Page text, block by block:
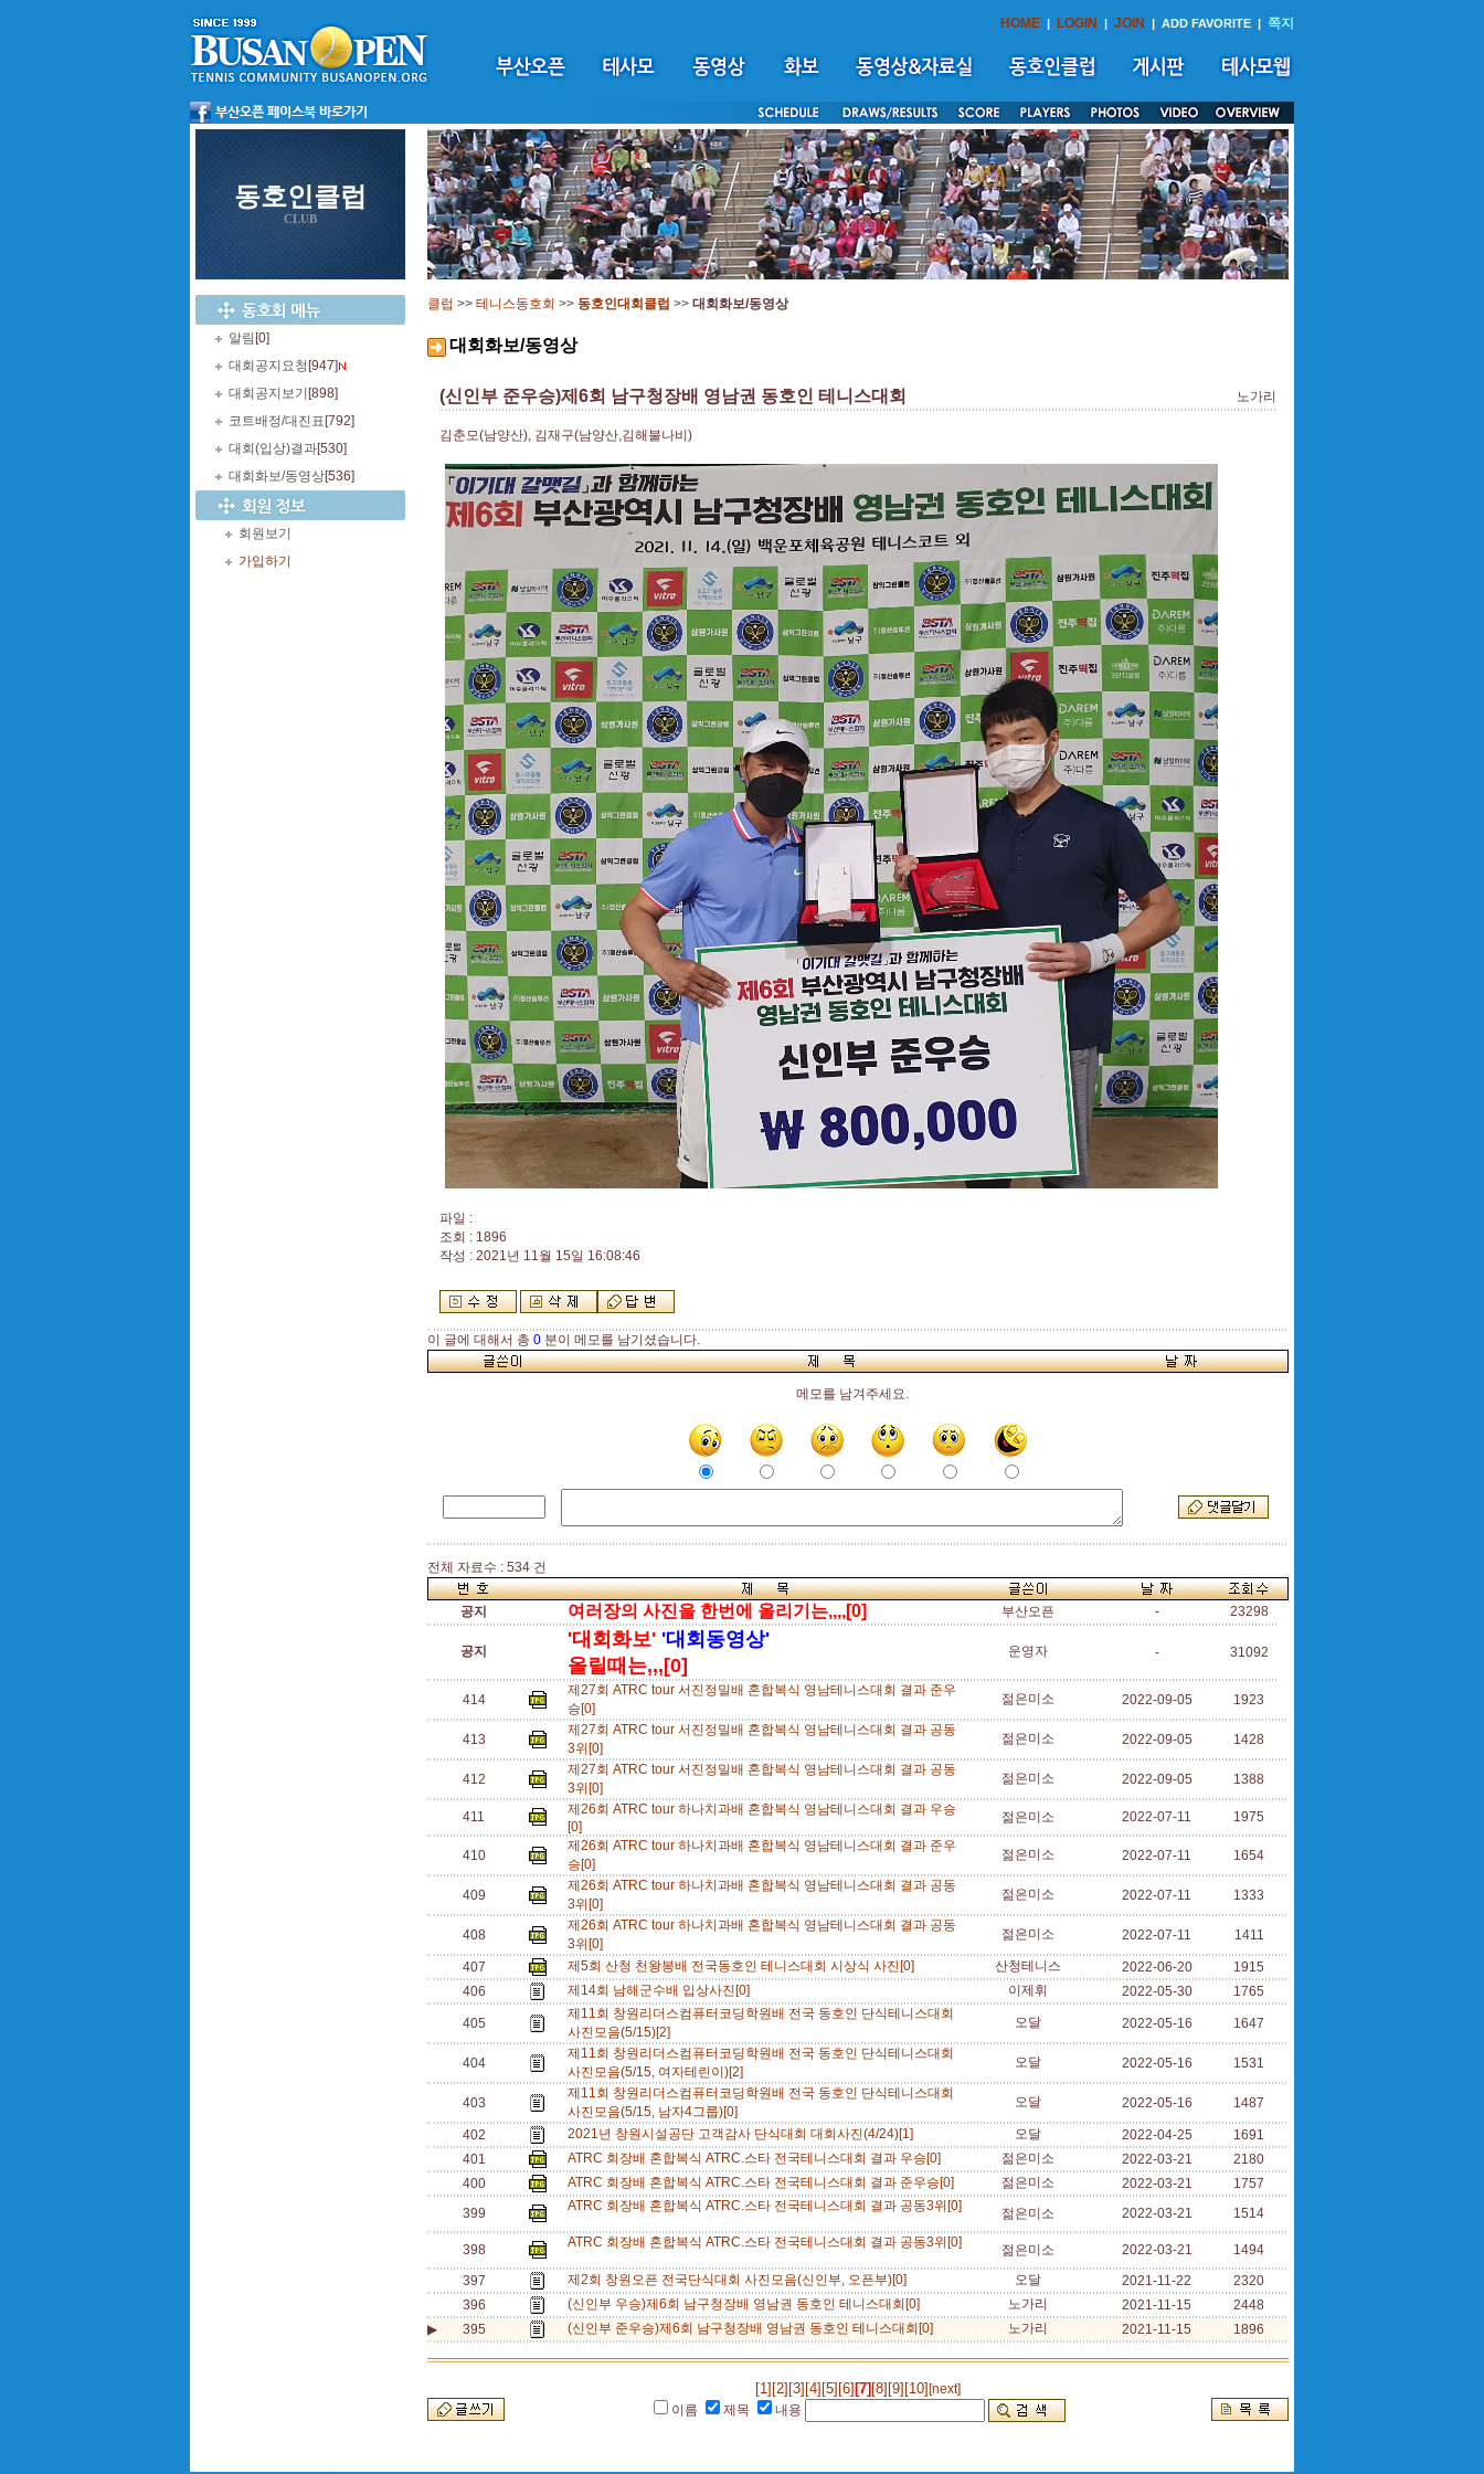
HOME | LOGIN | JOIN | ADD FAVORITE | 쪽지
동호인클럽
CLUB
알림 [0]
대회공지요청 [947]
대회공지보기 [898]
코트배정/대진표 [792]
대회(입상)결과[530]
대회화보/동영상[536]
회원보기
가입하기
클럽 >> 테니스동호회 >> 동호인대회클럽 >> 대회화보/동영상
대회화보/동영상
(신인부 준우승)제6회 남구청장배 영남권 동호인 테니스대회 노가리
김춘모(남양산), 김재구(남양산,김해불나비)
파일 :
조회 : 1896
작성 : 2021년 11월 15일 16:08:46
이 글에 대해서 총 0 분이 메모를 남기셨습니다.
메모를 남겨주세요.
전체 자료수 : 534 건
공지 여러장의 사진을 한번에 올리기는,,,,[0] 부산오픈 - 23298
공지
'대회화보' '대회동영상'
올릴때는,,,[0]
운영자 - 31092
414
제27회 ATRC tour 서진정밀배 혼합복식 영남테니스대회 결과 준우
승[0]
젊은미소 2022-09-05 1923
413
제27회 ATRC tour 서진정밀배 혼합복식 영남테니스대회 결과 공동
3위[0]
젊은미소 2022-09-05 1428
412
제27회 ATRC tour 서진정밀배 혼합복식 영남테니스대회 결과 공동
3위[0]
젊은미소 2022-09-05 1388
411
제26회 ATRC tour 하나치과배 혼합복식 영남테니스대회 결과 우승
[0]
젊은미소 2022-07-11 1975
410
제26회 ATRC tour 하나치과배 혼합복식 영남테니스대회 결과 준우
승[0]
젊은미소 2022-07-11 1654
409
제26회 ATRC tour 하나치과배 혼합복식 영남테니스대회 결과 공동
3위[0]
젊은미소 2022-07-11 1333
408
제26회 ATRC tour 하나치과배 혼합복식 영남테니스대회 결과 공동
3위[0]
젊은미소 2022-07-11 1411
407 제5회 산청 천왕봉배 전국동호인 테니스대회 시상식 사진[0] 산청테니스 2022-06-20
1915
406
제14회 남해군수배 입상사진[0] 이제휘 2022-05-30 1765
405
제11회 창원리더스컴퓨터코딩학원배 전국 동호인 단식테니스대회
사진모음(5/15)[2]
오달 2022-05-16 1647
404
제11회 창원리더스컴퓨터코딩학원배 전국 동호인 단식테니스대회
사진모음(5/15, 여자테린이)[2]
오달 2022-05-16 1531
403
제11회 창원리더스컴퓨터코딩학원배 전국 동호인 단식테니스대회
사진모음(5/15, 남자4그룹)[0]
오달 2022-05-16 1487
402 2021년 창원시설공단 고객감사 단식대회 대회사진(4/24)[1] 오달 2022-04-25
1691
401
ATRC 회장배 혼합복식 ATRC.스타 전국테니스대회 결과 우승[0] 젊은미소 2022-03-21
2180
400
ATRC 회장배 혼합복식 ATRC.스타 전국테니스대회 결과 준우승[0] 젊은미소 2022-03-21
1757
399
ATRC 회장배 혼합복식 ATRC.스타 전국테니스대회 결과 공동3위[0] 젊은미소 2022-03-21 1514
398 ATRC 회장배 혼합복식 ATRC.스타 전국테니스대회 결과 공동3위[0] 젊은미소 2022-03-21
1494
397
제2회 창원오픈 전국단식대회 사진모음(신인부, 오픈부)[0] 오달 2021-11-22
2320
396
(신인부 우승)제6회 남구청장배 영남권 동호인 테니스대회[0] 노가리 2021-11-15
2448
▶
395 (신인부 준우승)제6회 남구청장배 영남권 동호인 테니스대회[0] 노가리 2021-11-15 1896
[1] [2] [3] [4] [5] [6] [7] [8] [9] [10] [next]
이름
제목 내용